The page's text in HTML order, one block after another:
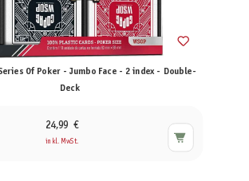
Series Of Poker - Jumbo Face - 2 index - Double-
Deck
24,99 €
inkl. MwSt.